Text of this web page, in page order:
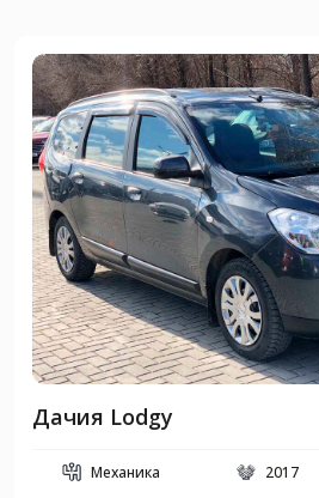
Дачия Lodgy
Механика 2017